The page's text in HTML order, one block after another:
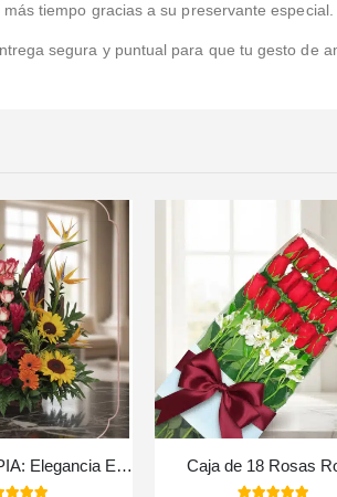
tiempo gracias a su preservante especial.
segura y puntual para que tu gesto de
Arreglo Floral PIA: Elegancia Exótica con Rosas y Flores Selectas ⚜️ Caja de 18 Rosas